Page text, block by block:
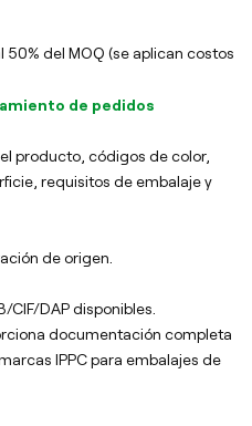
del MOQ (se aplican costos
de pedidos
producto, códigos de color,
requisitos de embalaje y
de origen.
CIF/DAP disponibles.
documentación completa
IPPC para embalajes de